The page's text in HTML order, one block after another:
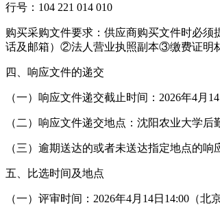
行号：104 221 014 010
购买采购文件要求：供应商购买文件时必
话及邮箱）②法人营业执照副本③缴费证明材
四、响应文件的递交
（一）响应文件递交截止时间：2026年4月14
（二）响应文件递交地点：沈阳农业大学
（三）逾期送达的或者未送达指定地点的响
五、比选时间及地点
（一）评审时间：2026年4月14日14:00（北